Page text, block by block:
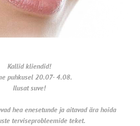
Kallid kliendid!
puhkusel 20.07- 4.08.
Ilusat suve!
hea enesetunde ja aitavad ära hoida
terviseprobleemide teket.